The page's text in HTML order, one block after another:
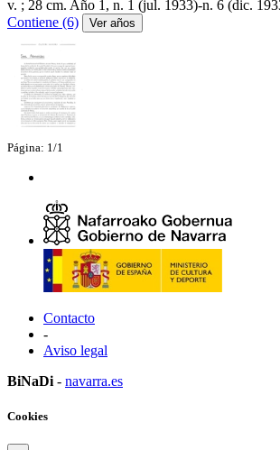
v. ; 28 cm. Año 1, n. 1 (jul. 1933)-n. 6 (dic.
Contiene (6)
Ver años
Página: 1/1
Contacto
-
Aviso legal
BiNaDi - navarra.es
Cookies